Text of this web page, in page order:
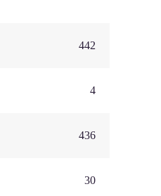
442
4
436
30